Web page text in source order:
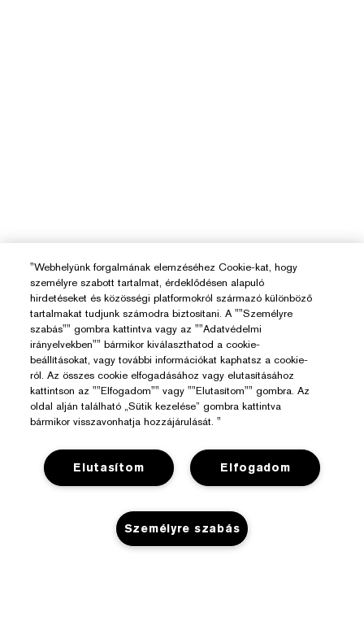
Segítségre Van Szükséged?
Rendelés Nyomon Követése
Kapcsolat
Az Estée Lauderről
Vállalati Információk
"Webhelyünk forgalmának elemzéséhez Cookie-kat, hogy
személyre szabott tartalmat, érdeklődésen alapuló
hirdetéseket és közösségi platformokról származó különböző
tartalmakat tudjunk számodra biztosítani. A ""Személyre
szabás"" gombra kattintva vagy az ""Adatvédelmi
irányelvekben"" bármikor kiválaszthatod a cookie-
beállításokat, vagy további információkat kaphatsz a cookie-
ról. Az összes cookie elfogadásához vagy elutasításához
kattintson az ""Elfogadom"" vagy ""Elutasítom"" gombra. Az
oldal alján található „Sütik kezelése” gombra kattintva
bármikor visszavonhatja hozzájárulását. "
Elfogadom
Elutasítom
Személyre szabás